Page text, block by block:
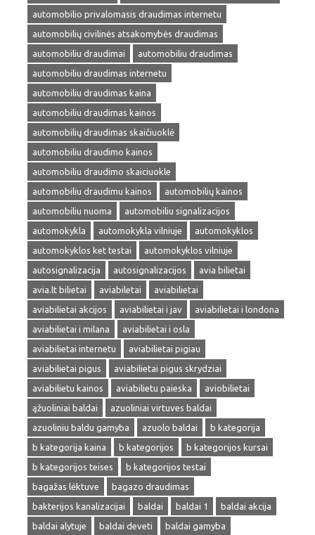
automobilio privalomasis draudimas internetu
automobilių civilinės atsakomybės draudimas
automobiliu draudimai
automobiliu draudimas
automobiliu draudimas internetu
automobiliu draudimas kaina
automobiliu draudimas kainos
automobilių draudimas skaičiuoklė
automobiliu draudimo kainos
automobiliu draudimo skaiciuokle
automobiliu draudimu kainos
automobilių kainos
automobiliu nuoma
automobiliu signalizacijos
automokykla
automokykla vilniuje
automokyklos
automokyklos ket testai
automokyklos vilniuje
autosignalizacija
autosignalizacijos
avia bilietai
avia.lt bilietai
aviabiletai
aviabilietai
aviabilietai akcijos
aviabilietai i jav
aviabilietai i londona
aviabilietai i milana
aviabilietai i osla
aviabilietai internetu
aviabilietai pigiau
aviabilietai pigus
aviabilietai pigus skrydziai
aviabilietu kainos
aviabilietu paieska
aviobilietai
ąžuoliniai baldai
azuoliniai virtuves baldai
azuoliniu baldu gamyba
azuolo baldai
b kategorija
b kategorija kaina
b kategorijos
b kategorijos kursai
b kategorijos teises
b kategorijos testai
bagažas lėktuve
bagazo draudimas
bakterijos kanalizacijai
baldai baldai 1
baldai akcija
baldai alytuje
baldai deveti
baldai gamyba